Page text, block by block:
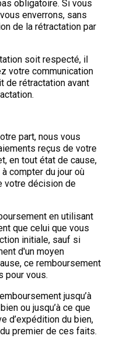
obligatoire. Si vous
enverrons, sans
de la rétractation par
soit respecté, il
votre communication
de rétractation avant
part, nous vous
reçus de votre
en tout état de cause,
compter du jour où
votre décision de
en utilisant
que celui que vous
initiale, sauf si
d'un moyen
ce remboursement
pour vous.
jusqu’à
ou jusqu’à ce que
d’expédition du bien,
premier de ces faits.